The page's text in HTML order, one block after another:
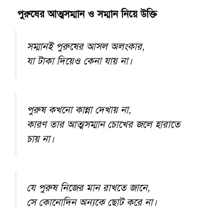
পুরুষের আত্মসম্মান ও সম্মান নিয়ে উক্তি
সম্মানই পুরুষের আসল অলংকার,
যা টাকা দিয়েও কেনা যায় না।
পুরুষ কখনো কান্না দেখায় না,
কারণ তার আত্মসম্মান চোখের জলে হারাতে
চায় না।
যে পুরুষ নিজের মান রাখতে জানে,
সে কোনোদিন অন্যকে ছোট করে না।